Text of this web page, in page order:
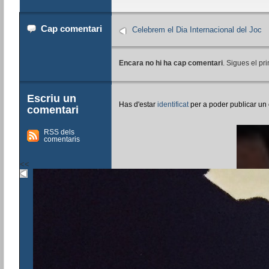
Cap comentari Celebrem el Dia Internacional del Joc
Encara no hi ha cap comentari. Sigues el
Escriu un
comentari
RSS dels
comentaris
Has d'estar identificatper a poder publicar un
<<